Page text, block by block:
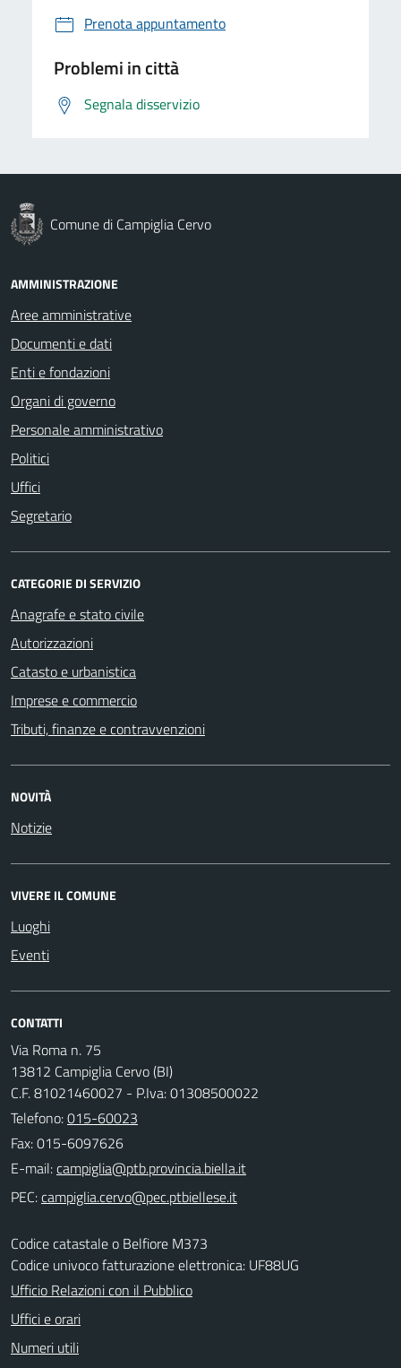
Prenota appuntamento
Problemi in città
Segnala disservizio
Comune di Campiglia Cervo
AMMINISTRAZIONE
Aree amministrative
Documenti e dati
Enti e fondazioni
Organi di governo
Personale amministrativo
Politici
Uffici
Segretario
CATEGORIE DI SERVIZIO
Anagrafe e stato civile
Autorizzazioni
Catasto e urbanistica
Imprese e commercio
Tributi, finanze e contravvenzioni
NOVITÀ
Notizie
VIVERE IL COMUNE
Luoghi
Eventi
CONTATTI
Via Roma n. 75
13812 Campiglia Cervo (BI)
C.F. 81021460027 - P.Iva: 01308500022
Telefono:015-60023
Fax: 015-6097626
E-mail:
PEC:
Codice catastale o Belfiore M373
Codice univoco fatturazione elettronica: UF88UG
Ufficio Relazioni con il Pubblico
Uffici e orari
Numeri utili